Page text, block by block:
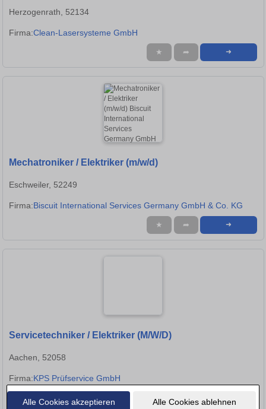
Alle Cookies akzeptieren Alle Cookies ablehnen
Herzogenrath, 52134
Firma:Clean-Lasersysteme GmbH
★ ➦ ➜
Mechatroniker / Elektriker (m/w/d)
Eschweiler, 52249
Firma:Biscuit International Services Germany GmbH & Co. KG
★ ➦ ➜
Servicetechniker / Elektriker (M/W/D)
Aachen, 52058
Firma:KPS Prüfservice GmbH
★ ➦